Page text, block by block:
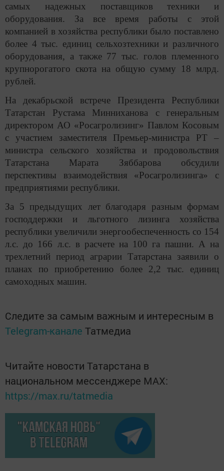
самых надежных поставщиков техники и
оборудования. За все время работы с этой
компанией в хозяйства республики было поставлено
более 4 тыс. единиц сельхозтехники и различного
оборудования, а также 77 тыс. голов племенного
крупнорогатого скота на общую сумму 18 млрд.
рублей.
На декабрьской встрече Президента Республики
Татарстан Рустама Минниханова с генеральным
директором АО «Росагролизинг» Павлом Косовым
с участием заместителя Премьер-министра РТ –
министра сельского хозяйства и продовольствия
Татарстана Марата Зяббарова обсудили
перспективы взаимодействия «Росагролизинга» с
предприятиями республики.
За 5 предыдущих лет благодаря разным формам
господдержки и льготного лизинга хозяйства
республики увеличили энергообеспеченность со 154
л.с. до 166 л.с. в расчете на 100 га пашни. А на
трехлетний период аграрии Татарстана заявили о
планах по приобретению более 2,2 тыс. единиц
самоходных машин.
Следите за самым важным и интересным в
Telegram-канале Татмедиа
Читайте новости Татарстана в
национальном мессенджере MАХ:
https://max.ru/tatmedia